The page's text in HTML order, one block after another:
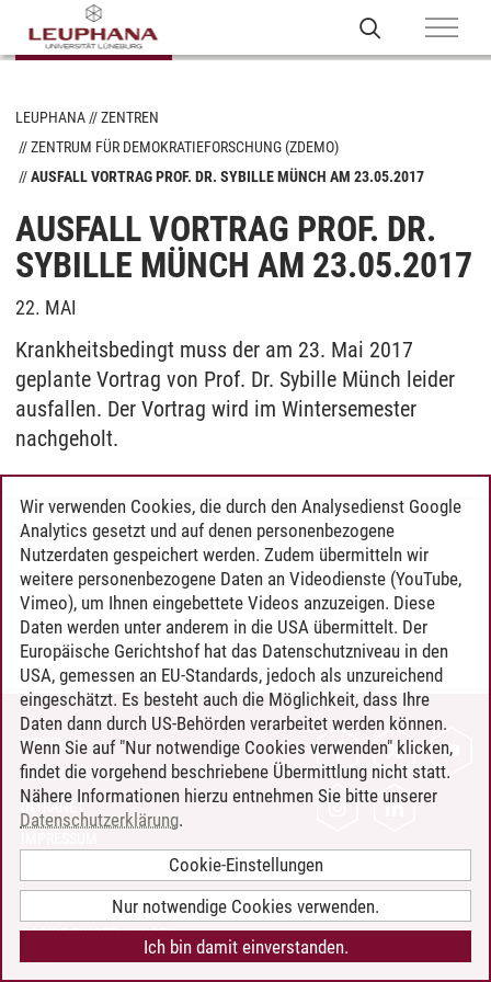
LEUPHANA
ZENTREN
ZENTRUM FÜR DEMOKRATIEFORSCHUNG (ZDEMO)
AUSFALL VORTRAG PROF. DR. SYBILLE MÜNCH AM 23.05.2017
AUSFALL VORTRAG PROF. DR.
SYBILLE MÜNCH AM 23.05.2017
22. MAI
Krankheitsbedingt muss der am 23. Mai 2017
geplante Vortrag von Prof. Dr. Sybille Münch leider
ausfallen. Der Vortrag wird im Wintersemester
nachgeholt.
22.05.2017
KONTAKT
LEUPHANA ALS ARBEITGEBER
INTRANET
BARRIEREFREIHEIT
COOKIE-EINSTELLUNGEN
Wir verwenden Cookies, die durch den Analysedienst Google
Analytics gesetzt und auf denen personenbezogene
Nutzerdaten gespeichert werden. Zudem übermitteln wir
weitere personenbezogene Daten an Videodienste (YouTube,
Vimeo), um Ihnen eingebettete Videos anzuzeigen. Diese
Daten werden unter anderem in die USA übermittelt. Der
Europäische Gerichtshof hat das Datenschutzniveau in den
USA, gemessen an EU-Standards, jedoch als unzureichend
eingeschätzt. Es besteht auch die Möglichkeit, dass Ihre
Daten dann durch US-Behörden verarbeitet werden können.
Wenn Sie auf "Nur notwendige Cookies verwenden" klicken,
findet die vorgehend beschriebene Übermittlung nicht statt.
Nähere Informationen hierzu entnehmen Sie bitte unserer
Datenschutzerklärung.
Cookie-Einstellungen
Nur notwendige Cookies verwenden.
Ich bin damit einverstanden.